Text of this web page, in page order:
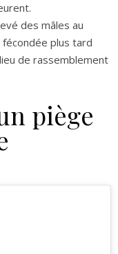
des mâles au
plus tard
de rassemblement
piège